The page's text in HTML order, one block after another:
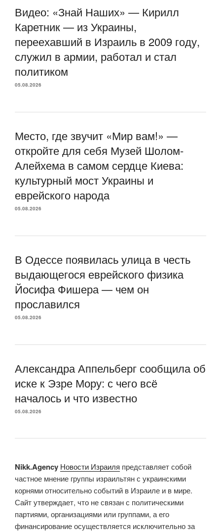
Видео: «Знай Наших» — Кирилл
Каретник — из Украины,
переехавший в Израиль в 2009 году,
служил в армии, работал и стал
политиком
05.08.2026
Место, где звучит «Мир вам!» —
откройте для себя Музей Шолом-
Алейхема в самом сердце Киева:
культурный мост Украины и
еврейского народа
05.08.2026
В Одессе появилась улица в честь
выдающегося еврейского физика
Йосифа Фишера — чем он
прославился
05.08.2026
Александра Аппельберг сообщила об
иске к Эзре Мору: с чего всё
началось и что известно
05.08.2026
Nikk.Agency Новости Израиля представляет собой
частное мнение группы израильтян с украинскими
корнями относительно событий в Израиле и в мире.
Сайт утверждает, что не связан с политическими
партиями, организациями или группами, а его
финансирование осуществляется исключительно за